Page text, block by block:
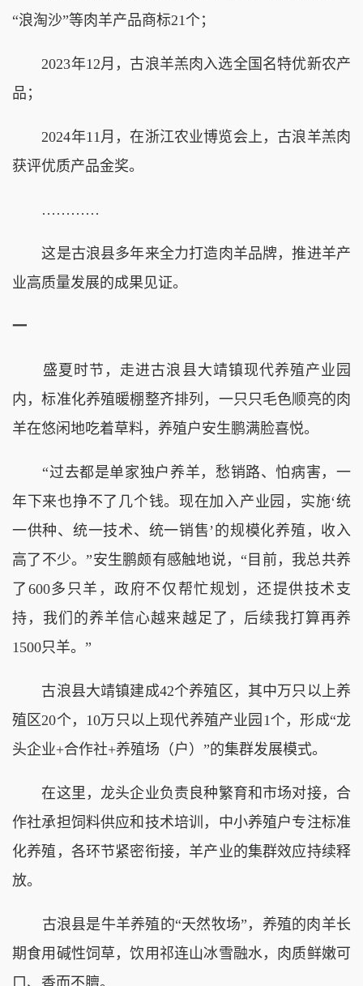
“浪淘沙”等肉羊产品商标21个；
2023年12月，古浪羊羔肉入选全国名特优新农产
品；
2024年11月，在浙江农业博览会上，古浪羊羔肉
获评优质产品金奖。
…………
这是古浪县多年来全力打造肉羊品牌，推进羊产
业高质量发展的成果见证。
一
盛夏时节，走进古浪县大靖镇现代养殖产业园
内，标准化养殖暖棚整齐排列，一只只毛色顺亮的肉
羊在悠闲地吃着草料，养殖户安生鹏满脸喜悦。
“过去都是单家独户养羊，愁销路、怕病害，一
年下来也挣不了几个钱。现在加入产业园，实施‘统
一供种、统一技术、统一销售’的规模化养殖，收入
高了不少。”安生鹏颇有感触地说，“目前，我总共养
了600多只羊，政府不仅帮忙规划，还提供技术支
持，我们的养羊信心越来越足了，后续我打算再养
1500只羊。”
古浪县大靖镇建成42个养殖区，其中万只以上养
殖区20个，10万只以上现代养殖产业园1个，形成“龙
头企业+合作社+养殖场（户）”的集群发展模式。
在这里，龙头企业负责良种繁育和市场对接，合
作社承担饲料供应和技术培训，中小养殖户专注标准
化养殖，各环节紧密衔接，羊产业的集群效应持续释
放。
古浪县是牛羊养殖的“天然牧场”，养殖的肉羊长
期食用碱性饲草，饮用祁连山冰雪融水，肉质鲜嫩可
口、香而不膻。